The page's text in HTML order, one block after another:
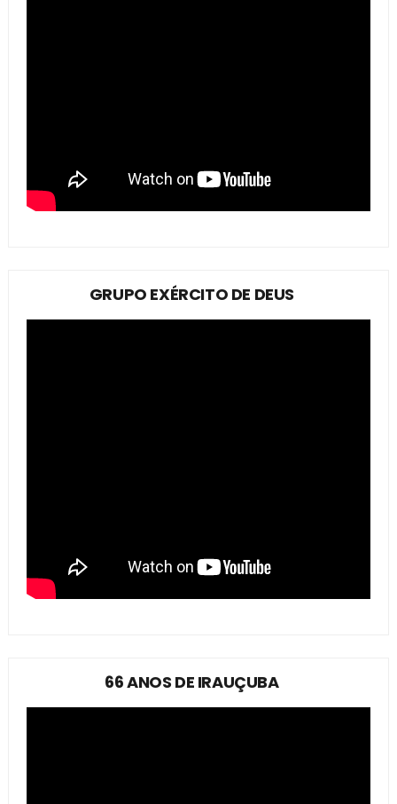
GRUPO EXÉRCITO DE DEUS
66 ANOS DE IRAUÇUBA